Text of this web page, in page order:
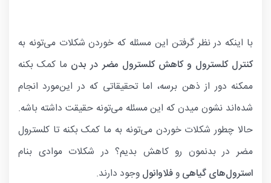
با اینکه در نظر گرفتن این مسئله که خوردن شکلات می‌تونه به
کنترل کلسترول و کاهش کلسترول مضر در بدن ما کمک بکنه
ممکنه دور از ذهن برسه، اما تحقیقاتی که در این‌مورد انجام
شده‌اند نشون میدن که این مسئله می‌تونه حقیقت داشته باشه.
حالا چطور شکلات خوردن می‌تونه به ما کمک بکنه تا کلسترول
مضر در بدنمون رو کاهش بدیم؟ در شکلات موادی بنام
استرول‌های گیاهیوفلاوانولوجود دارند.